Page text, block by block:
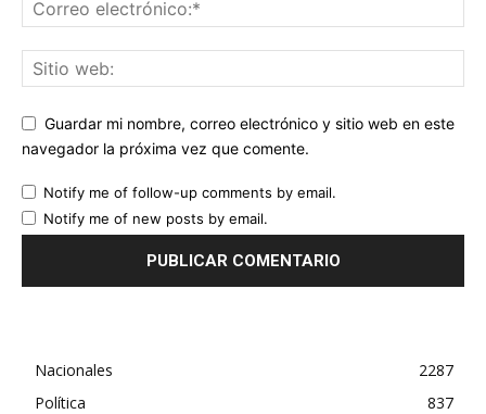
Guardar mi nombre, correo electrónico y sitio web en este
navegador la próxima vez que comente.
Notify me of follow-up comments by email.
Notify me of new posts by email.
Nacionales
2287
Política
837